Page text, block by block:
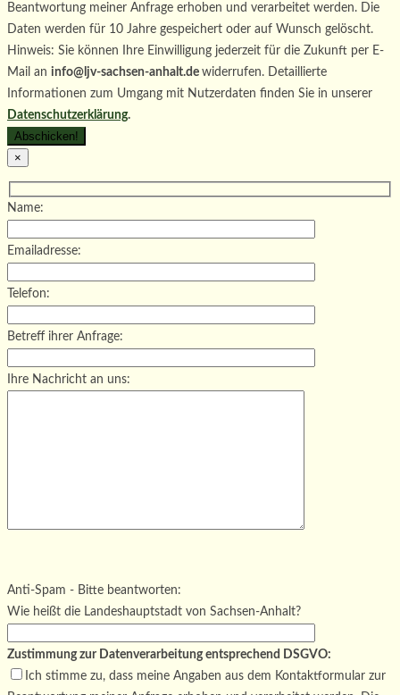
Beantwortung meiner Anfrage erhoben und verarbeitet werden. Die
Daten werden für 10 Jahre gespeichert oder auf Wunsch gelöscht.
Hinweis: Sie können Ihre Einwilligung jederzeit für die Zukunft per E-
Mail an info@ljv-sachsen-anhalt.de widerrufen. Detaillierte
Informationen zum Umgang mit Nutzerdaten finden Sie in unserer
Datenschutzerklärung.
×
Name:
Emailadresse:
Telefon:
Betreff ihrer Anfrage:
Ihre Nachricht an uns:
Bitte lasse dieses Feld leer.
Anti-Spam - Bitte beantworten:
Wie heißt die Landeshauptstadt von Sachsen-Anhalt?
Zustimmung zur Datenverarbeitung entsprechend DSGVO:
Ich stimme zu, dass meine Angaben aus dem Kontaktformular zur